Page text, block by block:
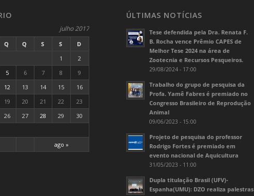
julho 2017
Q Q S S D
ago »
1
2
5 6 7 8
9
12 13 14 15
16
19 20 21 22
23
26 27 28 29
30
ÚLTIMAS NOTÍCIAS
Tese defendida pela Dra. Renata F.
B. Rocha vence Prêmio CAPES de
Melhor Tese 2024 na área de
Zootecnia e Recursos Pesqueiros.
29/08/2024 - 17:00
Trabalho do grupo de pesquisa da
Profa. Yamê Fabres é premiado no
Congresso Brasileiro de Reprodução
Animal
09/06/2023 - 15:00
Projeto de pesquisa do professor
Rodrigo Fortes é premiado em
evento nacional de Aquicultura
31/05/2023 - 11:00
Dupla titulação Brasil (UFV)-
Espanha(UMU): DZO realiza palestras